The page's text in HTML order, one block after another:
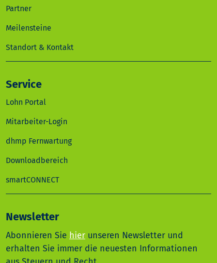
Partner
Meilensteine
Standort & Kontakt
Service
Lohn Portal
Mitarbeiter-Login
dhmp Fernwartung
Downloadbereich
smartCONNECT
Newsletter
Abonnieren Sie hier unseren Newsletter und
erhalten Sie immer die neuesten Informationen